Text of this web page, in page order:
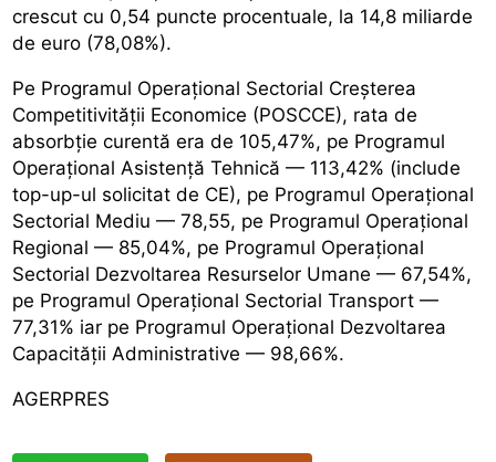
crescut cu 0,54 puncte procentuale, la 14,8 miliarde
de euro (78,08%).
Pe Programul Operațional Sectorial Creșterea
Competitivității Economice (POSCCE), rata de
absorbție curentă era de 105,47%, pe Programul
Operațional Asistență Tehnică — 113,42% (include
top-up-ul solicitat de CE), pe Programul Operațional
Sectorial Mediu — 78,55, pe Programul Operațional
Regional — 85,04%, pe Programul Operațional
Sectorial Dezvoltarea Resurselor Umane — 67,54%,
pe Programul Operațional Sectorial Transport —
77,31% iar pe Programul Operațional Dezvoltarea
Capacității Administrative — 98,66%.
AGERPRES